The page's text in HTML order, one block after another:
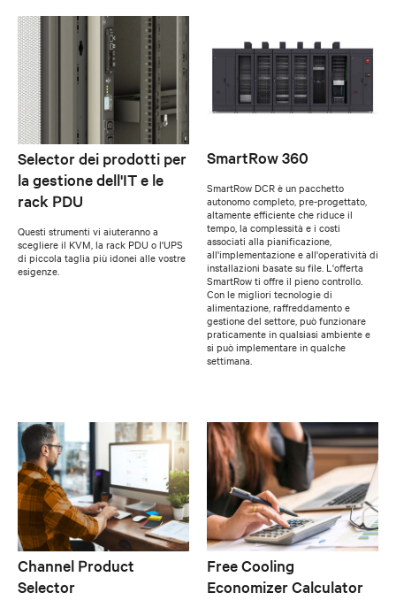
Selector dei prodotti per
la gestione dell'IT e le
rack PDU
Questi strumenti vi aiuteranno a
scegliere il KVM, la rack PDU o l'UPS
di piccola taglia più idonei alle vostre
esigenze.
SmartRow 360
SmartRow DCR è un pacchetto
autonomo completo, pre-progettato,
altamente efficiente che riduce il
tempo, la complessità e i costi
associati alla pianificazione,
all'implementazione e all'operatività di
installazioni basate su file. L'offerta
SmartRow ti offre il pieno controllo.
Con le migliori tecnologie di
alimentazione, raffreddamento e
gestione del settore, può funzionare
praticamente in qualsiasi ambiente e
si può implementare in qualche
settimana.
Channel Product
Selector
Free Cooling
Economizer Calculator